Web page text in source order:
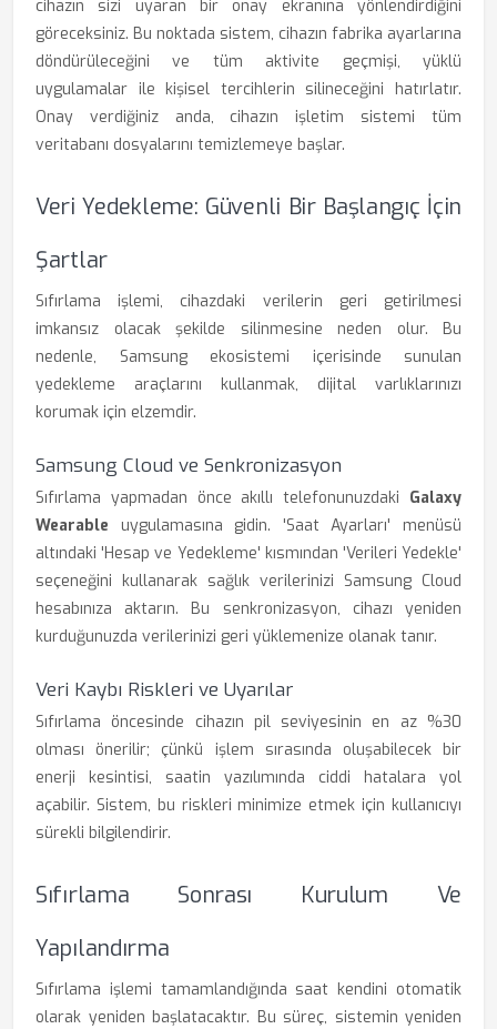
cihazın sizi uyaran bir onay ekranına yönlendirdiğini
göreceksiniz. Bu noktada sistem, cihazın fabrika ayarlarına
döndürüleceğini ve tüm aktivite geçmişi, yüklü
uygulamalar ile kişisel tercihlerin silineceğini hatırlatır.
Onay verdiğiniz anda, cihazın işletim sistemi tüm
veritabanı dosyalarını temizlemeye başlar.
Veri Yedekleme: Güvenli Bir Başlangıç İçin
Şartlar
Sıfırlama işlemi, cihazdaki verilerin geri getirilmesi
imkansız olacak şekilde silinmesine neden olur. Bu
nedenle, Samsung ekosistemi içerisinde sunulan
yedekleme araçlarını kullanmak, dijital varlıklarınızı
korumak için elzemdir.
Samsung Cloud ve Senkronizasyon
Sıfırlama yapmadan önce akıllı telefonunuzdaki Galaxy
Wearable uygulamasına gidin. 'Saat Ayarları' menüsü
altındaki 'Hesap ve Yedekleme' kısmından 'Verileri Yedekle'
seçeneğini kullanarak sağlık verilerinizi Samsung Cloud
hesabınıza aktarın. Bu senkronizasyon, cihazı yeniden
kurduğunuzda verilerinizi geri yüklemenize olanak tanır.
Veri Kaybı Riskleri ve Uyarılar
Sıfırlama öncesinde cihazın pil seviyesinin en az %30
olması önerilir; çünkü işlem sırasında oluşabilecek bir
enerji kesintisi, saatin yazılımında ciddi hatalara yol
açabilir. Sistem, bu riskleri minimize etmek için kullanıcıyı
sürekli bilgilendirir.
Sıfırlama Sonrası Kurulum Ve
Yapılandırma
Sıfırlama işlemi tamamlandığında saat kendini otomatik
olarak yeniden başlatacaktır. Bu süreç, sistemin yeniden